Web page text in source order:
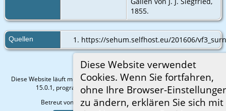
Diese Website verwendet
Cookies. Wenn Sie fortfahren,
ohne Ihre Browser-
zu ändern, erklären Sie sich mit
1855.
Quellen https://sehum.selfhost.eu/201606/
Diese Website läuft mit The Next Generation of Genealogy Sitebuildingv.
15.0.1, programmiert von Darrin Lythgoe © 2001-2026.
Betreut von
Gisela Strauß. |Datenschutzerklärung.